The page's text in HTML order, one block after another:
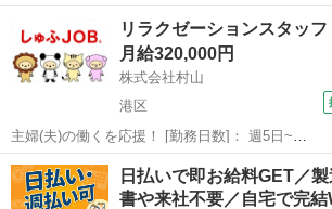
お電話・メールでご連絡します≫ ・面接時に履歴
ています！ ・ご不明点はお気軽にご連絡ください！ ■すべては煌
テージのために。Hula ...
その他
リラクゼーションスタッフ
月給320,000円
株式会社村山
港区
主婦(夫)の働くを応援！ [勤務日数]： 週5日~
09:00~22:00/09:00~19:00/12:00~22:00 月/火/水/
ます [勤務地・最寄駅]： 東京都港区北青山3丁
東京 港区 その他
日払いで即お給料GET／
書や来社不要／自宅で完